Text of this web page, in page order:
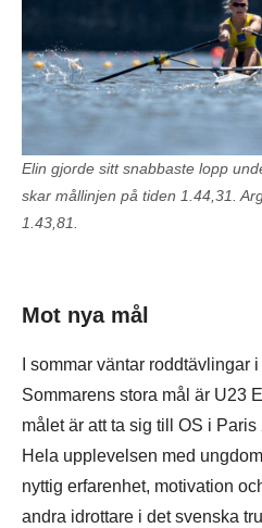
Elin gjorde sitt snabbaste lopp
skar mållinjen på tiden 1.44,31.
1.43,81.
Mot nya mål
I sommar väntar roddtävlingar
Sommarens stora mål är U23
målet är att ta sig till OS i Paris
Hela upplevelsen med
nyttig erfarenhet, motivation
andra idrottare i det svenska